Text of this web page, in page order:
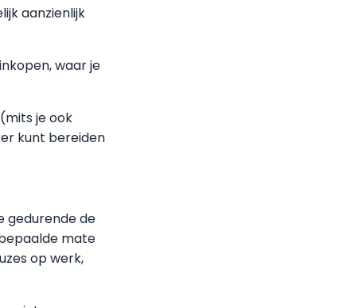
aanzienlijk
waar je
je ook
kunt bereiden
gedurende de
mate
op werk,